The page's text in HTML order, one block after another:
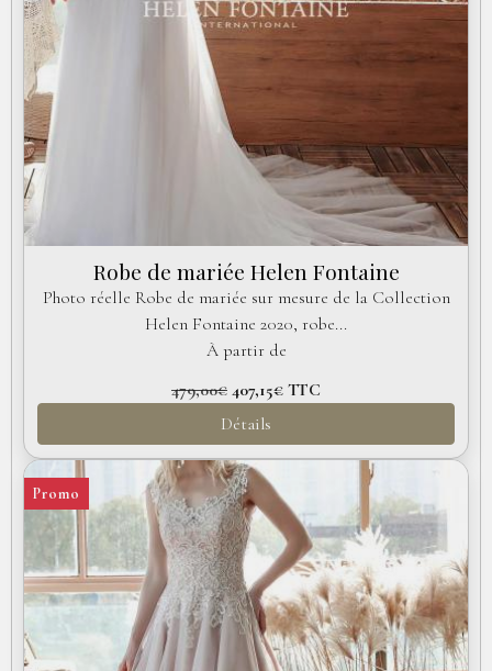
Robe de mariée Helen Fontaine
Photo réelle Robe de mariée sur mesure de la Collection
Helen Fontaine 2020, robe...
À partir de
479,00€ 407,15€ TTC
Détails
Promo